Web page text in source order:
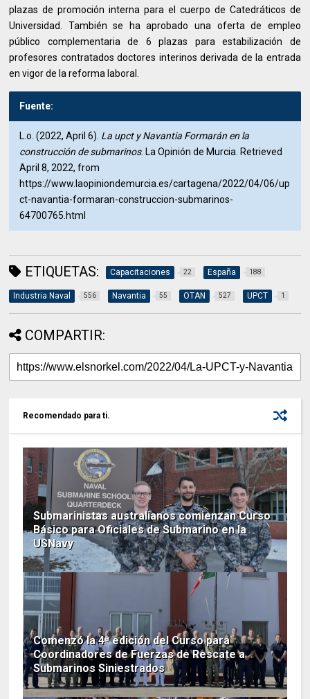
plazas de promoción interna para el cuerpo de Catedráticos de
Universidad. También se ha aprobado una oferta de empleo
público complementaria de 6 plazas para estabilización de
profesores contratados doctores interinos derivada de la entrada
en vigor de la reforma laboral.
Fuente:
L.o. (2022, April 6). La upct y Navantia Formarán en la
construcción de submarinos. La Opinión de Murcia. Retrieved
April 8, 2022, from
https://www.laopiniondemurcia.es/cartagena/2022/04/06/up
ct-navantia-formaran-construccion-submarinos-
64700765.html
ETIQUETAS: Capacitaciones 22 España 188
Industria Naval 556 Navantia 55 OTAN 527 UPCT 1
COMPARTIR:
Recomendado para ti.
Submarinistas australianos comienzan Curso
Básico para Oficiales de Submarino en la
USNavy
Comenzó la 4ª edición del Curso para
Coordinadores de Fuerzas de Rescate a
Submarinos Siniestrados